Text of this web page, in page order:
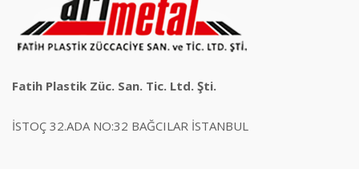
Fatih Plastik Züc. San. Tic. Ltd. Şti.
İSTOÇ 32.ADA NO:32 BAĞCILAR İSTANBUL